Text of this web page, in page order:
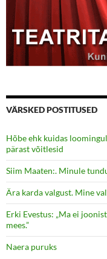
VÄRSKED POSTITUSED
Hõbe ehk kuidas
pärast võitlesid
Siim Maaten:. Minule
Ära karda valgust. Mine
Erki Evestus: „Ma ei
mees.”
Naera puruks